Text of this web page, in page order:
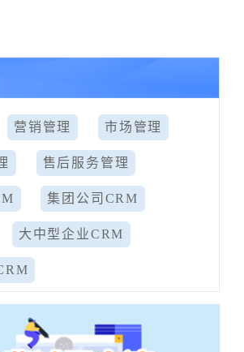
营销管理 市场管理
售后服务管理
集团公司CRM
大中型企业CRM